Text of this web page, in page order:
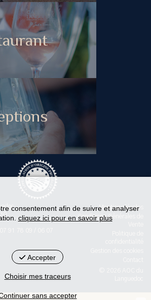
Mentions légales
Conditions Générales de
d’alcool est dangereux pour la
consentement afin de suivre et analyser
cliquez ici pour en savoir plus
Accepter
Choisir mes traceurs
sans accepter